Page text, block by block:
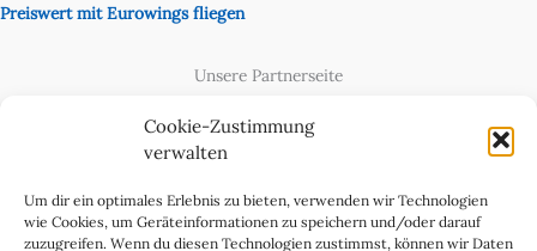
Cookie-Zustimmung
verwalten
Um dir ein optimales Erlebnis zu bieten, verwenden wir Technologien
wie Cookies, um Geräteinformationen zu speichern und/oder darauf
zuzugreifen. Wenn du diesen Technologien zustimmst, können wir Daten
Preiswert mit Eurowings fliegen
Unsere Partnerseite